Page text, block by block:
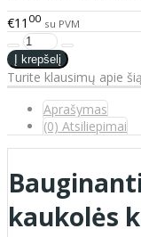
€11 00 su PVM
Turite klausimų apie
Aprašymas
(0) Atsiliepimai
kaukolės